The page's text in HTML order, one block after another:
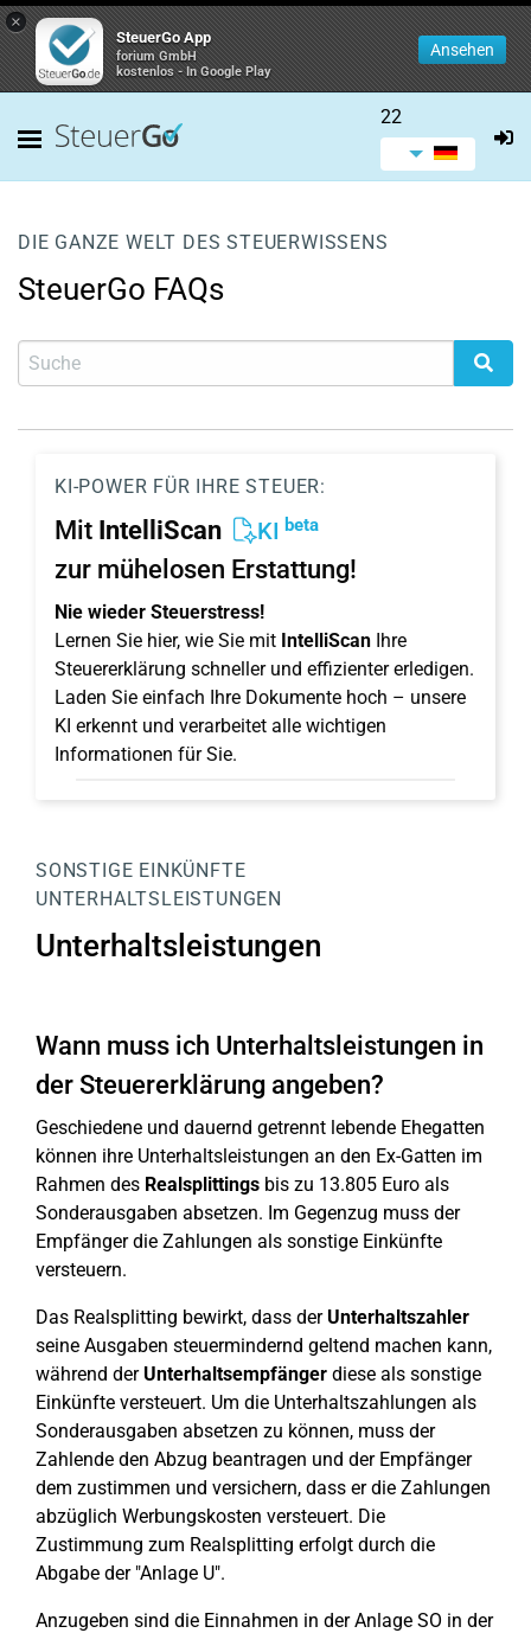
×
SteuerGo App
forium GmbH
kostenlos - In Google Play
Ansehen
22
DIE GANZE WELT DES STEUERWISSENS
SteuerGo FAQs
KI-POWER FÜR IHRE STEUER:
Mit IntelliScan KI beta
zur mühelosen Erstattung!
Nie wieder Steuerstress!
Lernen Sie hier, wie Sie mit IntelliScan Ihre
Steuererklärung schneller und effizienter erledigen.
Laden Sie einfach Ihre Dokumente hoch – unsere
KI erkennt und verarbeitet alle wichtigen
Informationen für Sie.
SONSTIGE EINKÜNFTE
UNTERHALTSLEISTUNGEN
Unterhaltsleistungen
Wann muss ich Unterhaltsleistungen in
der Steuererklärung angeben?
Geschiedene und dauernd getrennt lebende Ehegatten
können ihre Unterhaltsleistungen an den Ex-Gatten im
Rahmen des Realsplittings bis zu 13.805 Euro als
Sonderausgaben absetzen. Im Gegenzug muss der
Empfänger die Zahlungen als sonstige Einkünfte
versteuern.
Das Realsplitting bewirkt, dass der Unterhaltszahler
seine Ausgaben steuermindernd geltend machen kann,
während der Unterhaltsempfänger diese als sonstige
Einkünfte versteuert. Um die Unterhaltszahlungen als
Sonderausgaben absetzen zu können, muss der
Zahlende den Abzug beantragen und der Empfänger
dem zustimmen und versichern, dass er die Zahlungen
abzüglich Werbungskosten versteuert. Die
Zustimmung zum Realsplitting erfolgt durch die
Abgabe der "Anlage U".
Anzugeben sind die Einnahmen in der Anlage SO in der